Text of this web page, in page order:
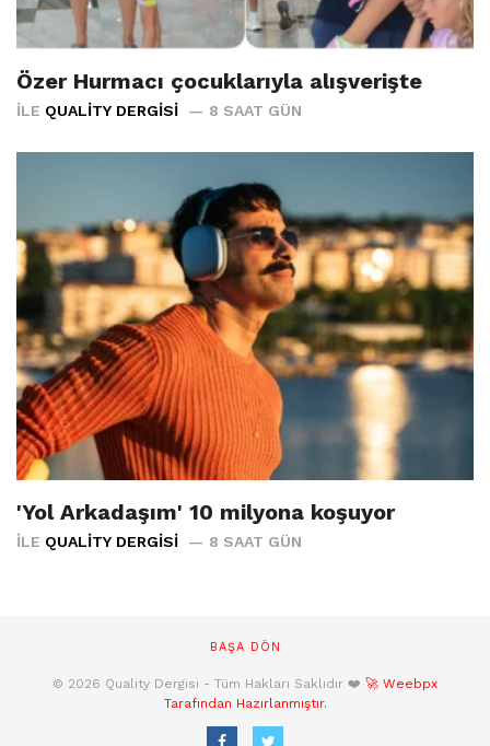
Özer Hurmacı çocuklarıyla alışverişte
İLE QUALITY DERGISI 8 SAAT GÜN
'Yol Arkadaşım' 10 milyona koşuyor
İLE QUALITY DERGISI 8 SAAT GÜN
BAŞA DÖN
© 2026 Quality Dergisi - Tüm Hakları Saklıdır ❤️ 🚀 Weebpx
Tarafından Hazırlanmıştır.